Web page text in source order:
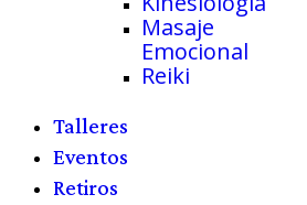
Masaje
Emocional
Reiki
Talleres
Eventos
Retiros